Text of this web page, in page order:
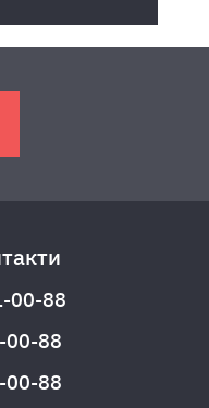
00-88
00-88
00-88